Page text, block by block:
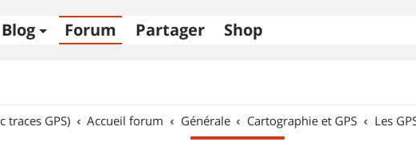
Blog Forum Partager Shop
traces GPS)
Accueil forum Générale Cartographie et GPS Les